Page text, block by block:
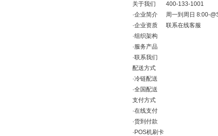
关于我们
·企业简介
·企业资质
·组织架构
·服务产品
·联系我们
配送方式
·冷链配送
·全国配送
支付方式
·在线支付
·货到付款
· POS机刷卡
400-133-1001
周一到周日 8:00-
联系在线客服